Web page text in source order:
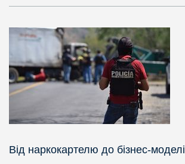
Від наркокартелю до бізнес-моделі